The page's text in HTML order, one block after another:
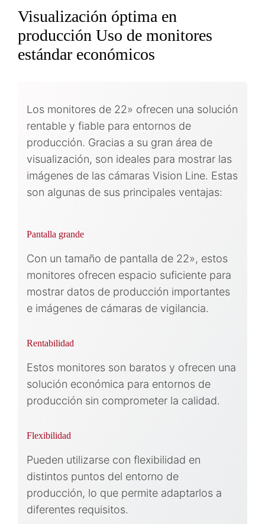
Visualización óptima en
producción Uso de monitores
estándar económicos
Los monitores de 22» ofrecen una solución
rentable y fiable para entornos de
producción. Gracias a su gran área de
visualización, son ideales para mostrar las
imágenes de las cámaras Vision Line. Estas
son algunas de sus principales ventajas:
Pantalla grande
Con un tamaño de pantalla de 22», estos
monitores ofrecen espacio suficiente para
mostrar datos de producción importantes
e imágenes de cámaras de vigilancia.
Rentabilidad
Estos monitores son baratos y ofrecen una
solución económica para entornos de
producción sin comprometer la calidad.
Flexibilidad
Pueden utilizarse con flexibilidad en
distintos puntos del entorno de
producción, lo que permite adaptarlos a
diferentes requisitos.